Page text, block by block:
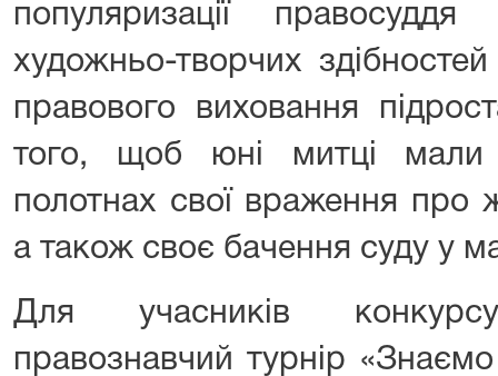
популяризації
художньо-творчих
правового виховання
того, щоб юні митці мали
полотнах свої враження про
а також своє бачення суду у
Для учасників
правознавчий турнір